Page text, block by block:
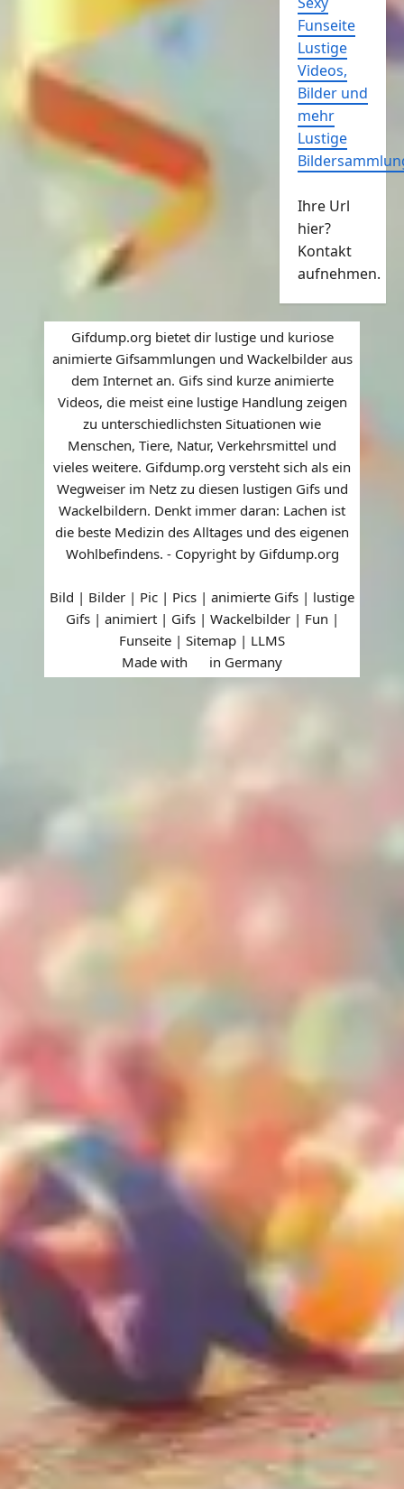
Funseite
Lustige
Videos,
Bilder und
mehr
Lustige
Ihre Url
hier?
Kontakt
aufnehmen.
Gifdump.org bietet dir lustige und kuriose
animierte Gifsammlungen und Wackelbilder aus
dem Internet an. Gifs sind kurze animierte
Videos, die meist eine lustige Handlung zeigen
zu unterschiedlichsten Situationen wie
Menschen, Tiere, Natur, Verkehrsmittel und
vieles weitere. Gifdump.org versteht sich als ein
Wegweiser im Netz zu diesen lustigen Gifs und
Wackelbildern. Denkt immer daran: Lachen ist
die beste Medizin des Alltages und des eigenen
Wohlbefindens. - Copyright by Gifdump.org
Bild | Bilder | Pic | Pics | animierte Gifs | lustige
Gifs | animiert | Gifs | Wackelbilder | Fun |
Funseite | Sitemap | LLMS
Made with
in Germany